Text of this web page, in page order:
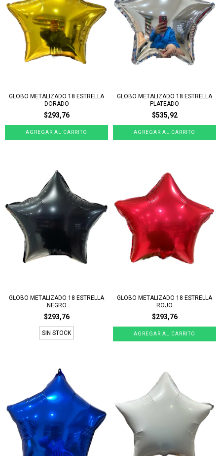
GLOBO METALIZADO 18 ESTRELLA
DORADO
$293,76
GLOBO METALIZADO 18 ESTRELLA
PLATEADO
$535,92
GLOBO METALIZADO 18 ESTRELLA
NEGRO
$293,76
SIN STOCK
GLOBO METALIZADO 18 ESTRELLA
ROJO
$293,76